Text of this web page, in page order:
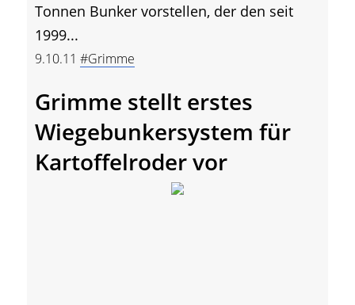
Tonnen Bunker vorstellen, der den seit
1999...
9.10.11 #Grimme
Grimme stellt erstes
Wiegebunkersystem für
Kartoffelroder vor